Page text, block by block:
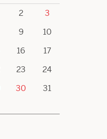
2
3
9
10
16
17
23
24
30
31